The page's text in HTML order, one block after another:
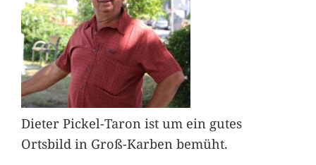
Dieter Pickel-Taron ist um ein gutes
Ortsbild in Groß-Karben bemüht.